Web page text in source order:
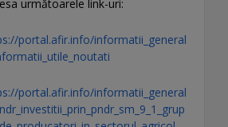
următoarele link-uri:
portal.afir.info/informatii_general
portal.afir.info/informatii_general